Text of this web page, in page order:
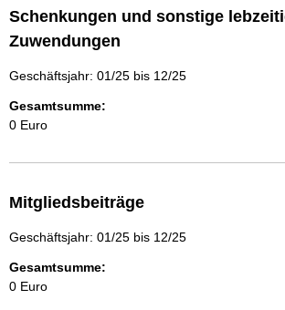
Schenkungen und sonstige
Zuwendungen
Geschäftsjahr: 01/25 bis 12/25
Gesamtsumme:
0 Euro
Mitgliedsbeiträge
Geschäftsjahr: 01/25 bis 12/25
Gesamtsumme:
0 Euro